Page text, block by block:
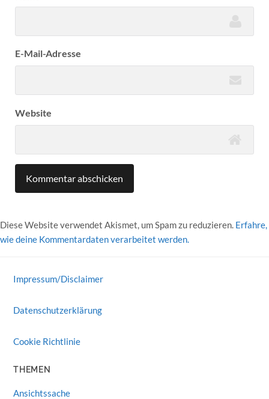
E-Mail-Adresse
Website
Diese Website verwendet Akismet, um Spam zu reduzieren. Erfahre,
wie deine Kommentardaten verarbeitet werden.
Impressum/Disclaimer
Datenschutzerklärung
Cookie Richtlinie
THEMEN
Ansichtssache